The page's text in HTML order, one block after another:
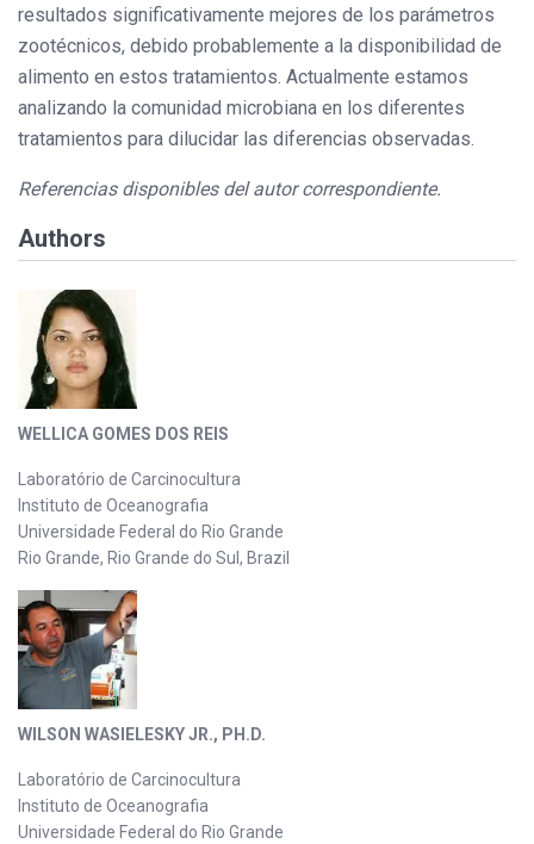
resultados significativamente mejores de los parámetros
zootécnicos, debido probablemente a la disponibilidad de
alimento en estos tratamientos. Actualmente estamos
analizando la comunidad microbiana en los diferentes
tratamientos para dilucidar las diferencias observadas.
Referencias disponibles del autor correspondiente.
Authors
WELLICA GOMES DOS REIS
Laboratório de Carcinocultura
Instituto de Oceanografia
Universidade Federal do Rio Grande
Rio Grande, Rio Grande do Sul, Brazil
WILSON WASIELESKY JR., PH.D.
Laboratório de Carcinocultura
Instituto de Oceanografia
Universidade Federal do Rio Grande